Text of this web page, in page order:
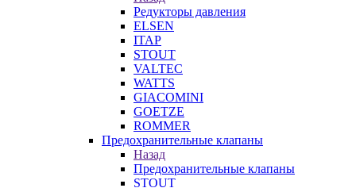
Редукторы давления
ELSEN
ITAP
STOUT
VALTEC
WATTS
GIACOMINI
GOETZE
ROMMER
Предохранительные клапаны
Назад
Предохранительные клапаны
STOUT